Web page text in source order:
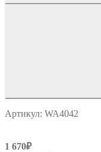
Артикул: WA4042
1 670₽